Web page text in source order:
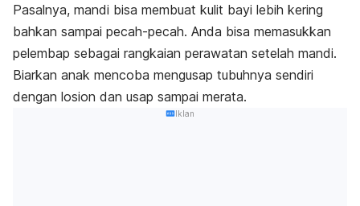
Pasalnya, mandi bisa membuat kulit bayi lebih kering
bahkan sampai pecah-pecah. Anda bisa memasukkan
pelembap sebagai rangkaian perawatan setelah mandi.
Biarkan anak mencoba mengusap tubuhnya sendiri
dengan losion dan usap sampai merata.
Iklan